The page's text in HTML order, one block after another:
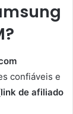
confiáveis e
de afiliado